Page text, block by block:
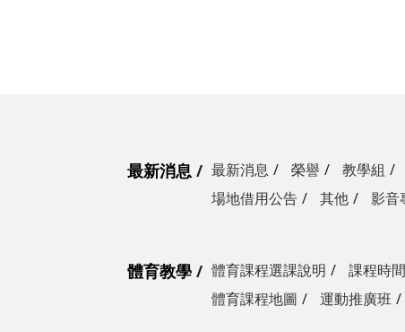
最新消息 最新消息 榮譽 教學組
場地借用公告
其他 影音
體育教學 體育課程選課說明 課程時
體育課程地圖
運動推廣班